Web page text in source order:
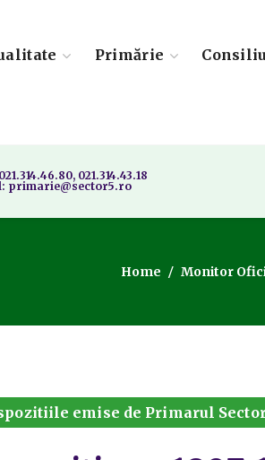
Primărie
021.314.43.18
primarie@sector5.ro
Home Monitor
emise de Primarul